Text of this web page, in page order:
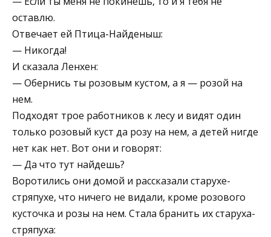
оставлю.
Отвечает ей Птица-Найденыш:
— Никогда!
И сказала Ленхен:
— Обернись ты розовым кустом, а я — розой на
нем.
Подходят трое работников к лесу и видят один
только розовый куст да розу на нем, а детей нигде
нет как нет. Вот они и говорят:
— Да что тут найдешь?
Воротились они домой и рассказали старухе-
стряпухе, что ничего не видали, кроме розового
кусточка и розы на нем. Стала бранить их старуха-
стряпуха: